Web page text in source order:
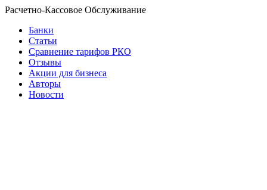
Расчетно-Кассовое Обслуживание
Банки
Статьи
Сравнение тарифов РКО
Отзывы
Акции для бизнеса
Авторы
Новости